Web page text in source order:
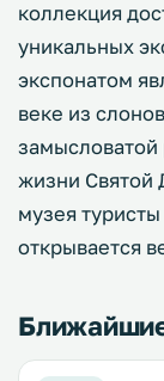
коллекция
уникальных
экспонатом
веке из
жизни Святой
музея
открывается